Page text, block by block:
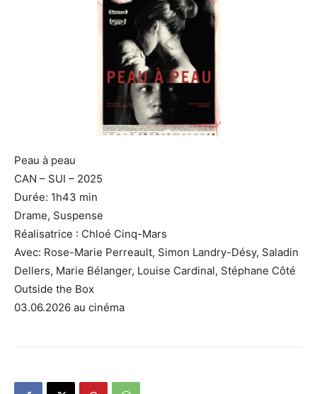
Peau à peau
CAN – SUI – 2025
Durée: 1h43 min
Drame, Suspense
Réalisatrice : Chloé Cinq-Mars
Avec: Rose-Marie Perreault, Simon Landry-Désy, Saladin
Dellers, Marie Bélanger, Louise Cardinal, Stéphane Côté
Outside the Box
03.06.2026 au cinéma